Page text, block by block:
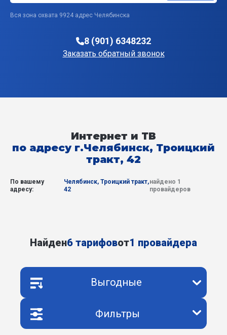
Вся зона охвата 9924 адрес Челябинска
8 (901) 6348232
Заказать обратный звонок
Интернет и ТВ
по адресу г.Челябинск, Троицкий
тракт, 42
По вашему
адресу:
Челябинск, Троицкий тракт,
42
найдено 1
провайдеров
Найден6 тарифовот1 провайдера
Выгодные
Фильтры